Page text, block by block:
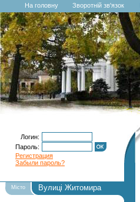
На головну Зворотній зв'язок
Логин:
Пароль:
Регистрация
Забыли пароль?
Місто Вулиці Житомира